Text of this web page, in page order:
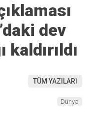
dev
TÜM YAZILARI
Dünya